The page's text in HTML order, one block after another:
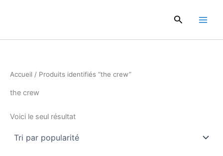
Rechercher
Accueil / Produits identifiés “the crew”
the crew
Voici le seul résultat